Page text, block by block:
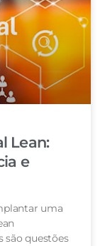
Lean:
e
uma